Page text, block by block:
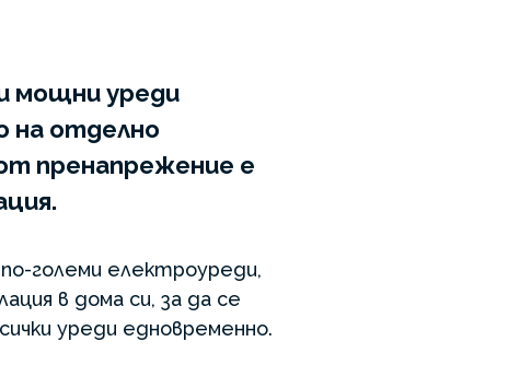
мощни уреди
на отделно
пренапрежение е
големи електроуреди,
в дома си, за да се
уреди едновременно.